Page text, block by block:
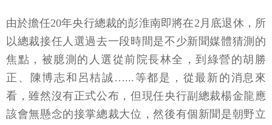
由於擔任20年央行總裁的彭淮南即將在2月底退休，所
以總裁接任人選過去一段時間是不少新聞媒體猜測的
焦點，被臆測的人選從前院長林全，到綠營的胡勝
正、陳博志和呂桔誠…...等都是，從最新的消息來
看，雖然沒有正式公布，但現任央行副總裁楊金龍應
該會無懸念的接掌總裁大位，然後有個新聞是朝野立